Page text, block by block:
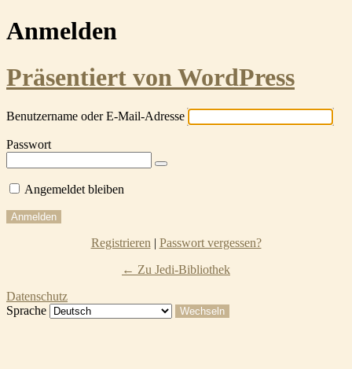
Anmelden
Präsentiert von WordPress
Benutzername oder E-Mail-Adresse
Passwort
Angemeldet bleiben
Registrieren | Passwort vergessen?
← Zu Jedi-Bibliothek
Datenschutz
Sprache